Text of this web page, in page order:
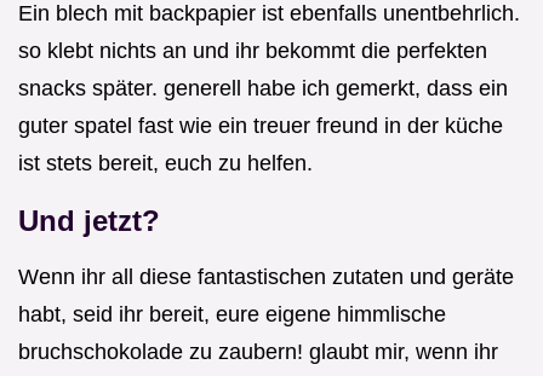
Ein blech mit backpapier ist ebenfalls unentbehrlich.
so klebt nichts an und ihr bekommt die perfekten
snacks später. generell habe ich gemerkt, dass ein
guter spatel fast wie ein treuer freund in der küche
ist stets bereit, euch zu helfen.
Und jetzt?
Wenn ihr all diese fantastischen zutaten und geräte
habt, seid ihr bereit, eure eigene himmlische
bruchschokolade zu zaubern! glaubt mir, wenn ihr